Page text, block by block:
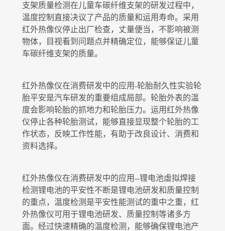
户外搜索
支架质量检测在儿童车碳纤维支架的研发过程中，
温度控制直接决议了产品的质量和运用寿命。采用
红外热像仪停止出厂检查，丈量便当，不影响被测
物体，目视看到问题点并精确定位，能够保证儿童
车碳纤维支架的质量。
红外热像仪在消费研发中的应用-轮胎耐久性实验轮
胎平安是汽车研发的重要组成局部。轮胎外表的温
度会影响轮胎的抓地力和轮胎压力。运用红外热像
仪停止各种轮胎测试，能够直接显现整个轮胎的工
作状态，反映工作性能，有助于改良设计、消费和
资料选择。
红外热像仪在消费研发中的应用--锂电池虛拟焊接
检测锂电池的平安性不断是锂电池研发和质量控制
的重点，温度检测是平安性能测试的重中之重，红
外热像仪可用于锂电池研发、质量控制等诸多方
面。经过快速精确的温度检测，能够确保锂电池产